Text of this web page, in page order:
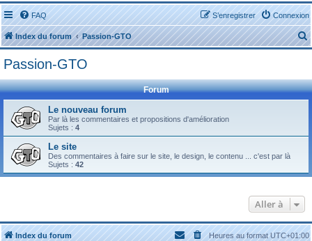
FAQ Connexion
S’enregistrer
Index du forum Passion-GTO
e
h
Passion-GTO
Forum
Le nouveau forum
Par là les commentaires et propositions d'amélioration
Sujets : 4
Le site
Des commentaires à faire sur le site, le design, le contenu ... c'est par là
Sujets : 42
Aller à
Index du forum Heures au formatUTC+01:00